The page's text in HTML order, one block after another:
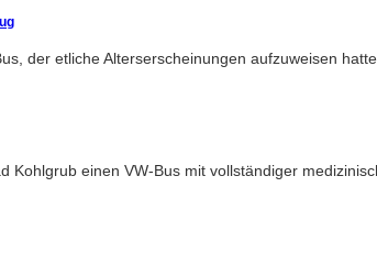
der etliche Alterserscheinungen aufzuweisen hatte.
Kohlgrub einen VW-Bus mit vollständiger